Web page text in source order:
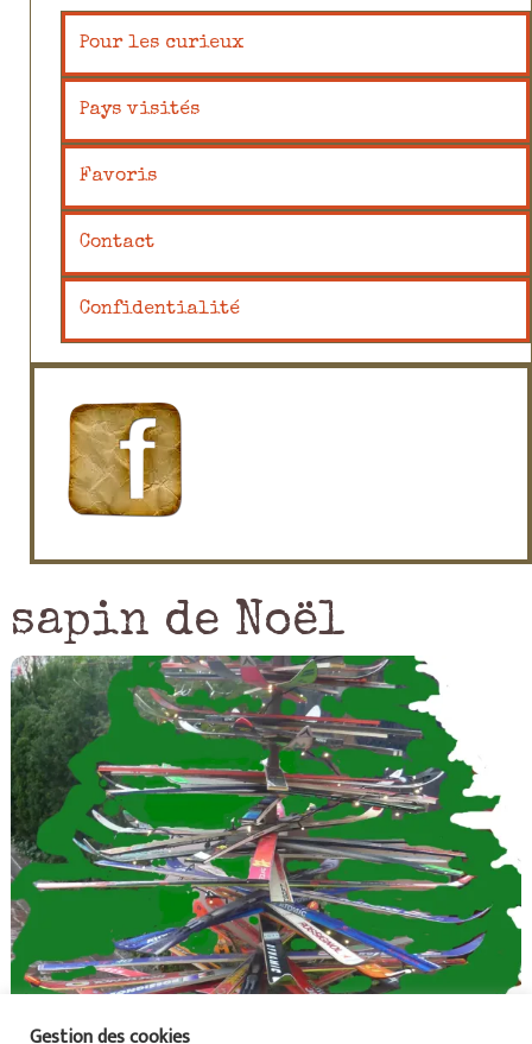
Pour les curieux
Pays visités
Favoris
Contact
Confidentialité
sapin de Noël
Gestion des cookies